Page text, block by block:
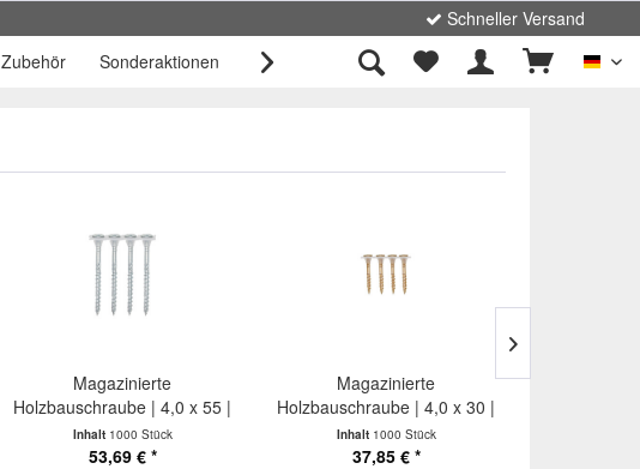
Schneller Versand
Zubehör Sonderaktionen Unternehmen Kontakt

Magazinierte
Holzbauschraube | 4,0 x 55 |
ETA
Inhalt 1000 Stück
53,69 € *
Magazinierte
Holzbauschraube | 4,0 x 30 |
ETA
Inhalt 1000 Stück
37,85 € *